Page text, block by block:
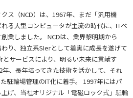
ス（NCD）は、1967年、まだ「汎用機
れる大型コンピュータが主流の時代に、ITベ
業しました。 NCDは、業界黎明期から
り、独立系SIerとして着実に成長を遂げて
サービスにより、明るい未来に貢献す
、長年培ってきた技術を活かして、それ
駐輪場管理のIT化に着手。 1997年にはパ
げ、当社オリジナル「電磁ロック式」駐輪